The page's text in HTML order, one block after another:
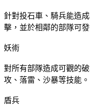
針對投石車、騎兵能造
擊，並於相鄰的部隊可
妖術
對所有部隊造成可觀的
攻、落雷、沙暴等技能。
盾兵